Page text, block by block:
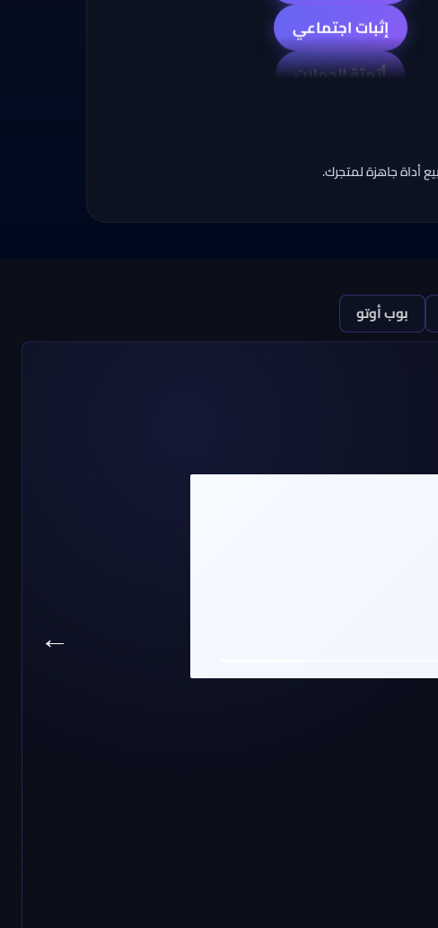
أتمتة الحملات
عروض وخصومات
استعجال وعدّاد
جمع العملاء
أداة جاهزة لمتجرك.
بوب أوتو
←